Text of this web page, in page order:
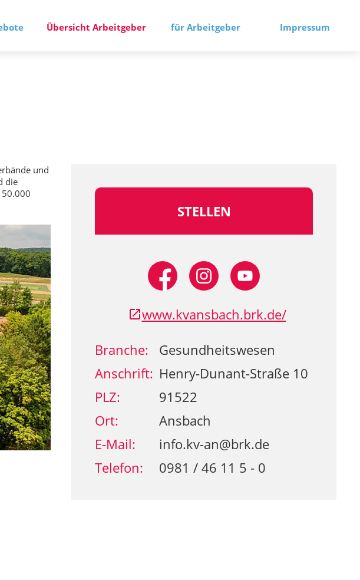
Übersicht Arbeitgeber für Arbeitgeber Impressum
und
die
STELLEN
www.kvansbach.brk.de/
Branche:
Gesundheitswesen
Anschrift: Henry-Dunant-Straße 10
PLZ:
91522
Ort:
Ansbach
E-Mail:
info.kv-an@brk.de
Telefon:
0981 / 46 11 5 - 0